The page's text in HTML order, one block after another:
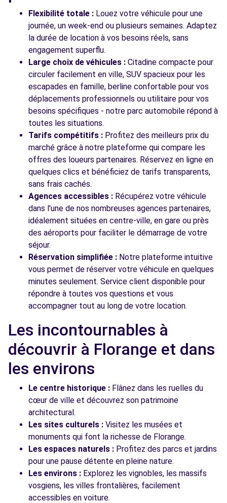
Flexibilité totale : Louez votre véhicule pour une
journée, un week-end ou plusieurs semaines. Adaptez
la durée de location à vos besoins réels, sans
engagement superflu.
Large choix de véhicules : Citadine compacte pour
circuler facilement en ville, SUV spacieux pour les
escapades en famille, berline confortable pour vos
déplacements professionnels ou utilitaire pour vos
besoins spécifiques - notre parc automobile répond à
toutes les situations.
Tarifs compétitifs : Profitez des meilleurs prix du
marché grâce à notre plateforme qui compare les
offres des loueurs partenaires. Réservez en ligne en
quelques clics et bénéficiez de tarifs transparents,
sans frais cachés.
Agences accessibles : Récupérez votre véhicule
dans l'une de nos nombreuses agences partenaires,
idéalement situées en centre-ville, en gare ou près
des aéroports pour faciliter le démarrage de votre
séjour.
Réservation simplifiée : Notre plateforme intuitive
vous permet de réserver votre véhicule en quelques
minutes seulement. Service client disponible pour
répondre à toutes vos questions et vous
accompagner tout au long de votre location.
Les incontournables à
découvrir à Florange et dans
les environs
Le centre historique : Flânez dans les ruelles du
cœur de ville et découvrez son patrimoine
architectural.
Les sites culturels : Visitez les musées et
monuments qui font la richesse de Florange.
Les espaces naturels : Profitez des parcs et jardins
pour une pause détente en pleine nature.
Les environs : Explorez les vignobles, les massifs
vosgiens, les villes frontalières, facilement
accessibles en voiture.